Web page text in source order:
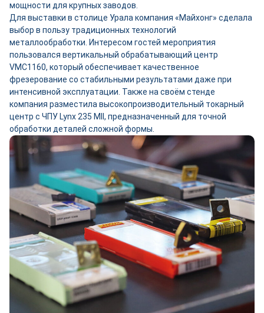
мощности для крупных заводов.
Для выставки в столице Урала компания «Майхонг» сделала
выбор в пользу традиционных технологий
металлообработки. Интересом гостей мероприятия
пользовался вертикальный обрабатывающий центр
VMC1160, который обеспечивает качественное
фрезерование со стабильными результатами даже при
интенсивной эксплуатации. Также на своём стенде
компания разместила высокопроизводительный токарный
центр с ЧПУ Lynx 235 MII, предназначенный для точной
обработки деталей сложной формы.